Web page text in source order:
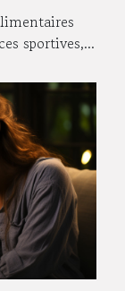
sportives,...